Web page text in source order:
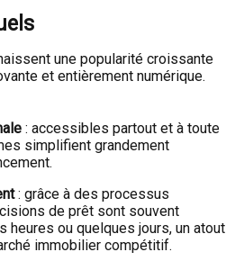
une popularité croissante
et entièrement numérique.
: accessibles partout et à toute
simplifient grandement
: grâce à des processus
de prêt sont souvent
heures ou quelques jours, un atout
immobilier compétitif.